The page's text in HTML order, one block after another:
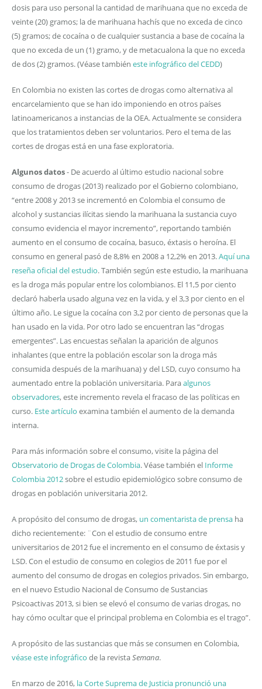
dosis para uso personal la cantidad de marihuana que no exceda de
veinte (20) gramos; la de marihuana hachís que no exceda de cinco
(5) gramos; de cocaína o de cualquier sustancia a base de cocaína la
que no exceda de un (1) gramo, y de metacualona la que no exceda
de dos (2) gramos. (Véase también este infográfico del CEDD)
En Colombia no existen las cortes de drogas como alternativa al
encarcelamiento que se han ido imponiendo en otros países
latinoamericanos a instancias de la OEA. Actualmente se considera
que los tratamientos deben ser voluntarios. Pero el tema de las
cortes de drogas está en una fase exploratoria.
Algunos datos- De acuerdo al último estudio nacional sobre
consumo de drogas (2013) realizado por el Gobierno colombiano,
“entre 2008 y 2013 se incrementó en Colombia el consumo de
alcohol y sustancias ilícitas siendo la marihuana la sustancia cuyo
consumo evidencia el mayor incremento”, reportando también
aumento en el consumo de cocaína, basuco, éxtasis o heroína. El
consumo en general pasó de 8,8% en 2008 a 12,2% en 2013.Aquí una
reseña oficial del estudio. También según este estudio, la marihuana
es la droga más popular entre los colombianos. El 11,5 por ciento
declaró haberla usado alguna vez en la vida, y el 3,3 por ciento en el
último año. Le sigue la cocaína con 3,2 por ciento de personas que la
han usado en la vida. Por otro lado se encuentran las “drogas
emergentes”. Las encuestas señalan la aparición de algunos
inhalantes (que entre la población escolar son la droga más
consumida después de la marihuana) y del LSD, cuyo consumo ha
aumentado entre la población universitaria. Paraalgunos
observadores, este incremento revela el fracaso de las políticas en
curso. Este artículo examina también el aumento de la demanda
interna.
Para más información sobre el consumo, visite la página del
Observatorio de Drogas de Colombia. Véase también el Informe
Colombia 2012sobre el estudio epidemiológico sobre consumo de
drogas en población universitaria 2012.
A propósito del consumo de drogas, un comentarista de prensa ha
dicho recientemente: ¨Con el estudio de consumo entre
universitarios de 2012 fue el incremento en el consumo de éxtasis y
LSD. Con el estudio de consumo en colegios de 2011 fue por el
aumento del consumo de drogas en colegios privados. Sin embargo,
en el nuevo Estudio Nacional de Consumo de Sustancias
Psicoactivas 2013, si bien se elevó el consumo de varias drogas, no
hay cómo ocultar que el principal problema en Colombia es el trago”.
A propósito de las sustancias que más se consumen en Colombia,
véase este infográfico de la revistaSemana.
En marzo de 2016, la Corte Suprema de Justicia pronunció una